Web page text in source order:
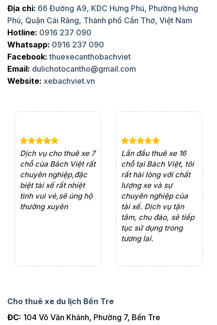
Địa chỉ: 66 Đường A9, KDC Hưng Phú, Phường Hưng
Phú, Quận Cái Răng, Thành phố Cần Thơ, Việt Nam
Hotline: 0916 237 090
Whatsapp: 0916 237 090
Facebook: thuexecanthobachviet
Email: dulichotocantho@gmail.com
Website: xebachviet.vn
Dịch vụ cho thuê xe 7
chỗ của Bách Việt rất
chuyên nghiệp,đặc
biệt tài xế rất nhiệt
tình vui vẻ,sẽ ủng hộ
thường xuyên
Lần đầu thuê xe 16
chỗ tại Bách Việt, tôi
rất hài lòng với chất
lượng xe và sự
chuyên nghiệp của
tài xế. Dịch vụ tận
tâm, chu đáo, sẽ tiếp
tục sử dụng trong
tương lai.
Cho thuê xe du lịch Bến Tre
ĐC: 104 Võ Văn Khánh, Phường 7, Bến Tre